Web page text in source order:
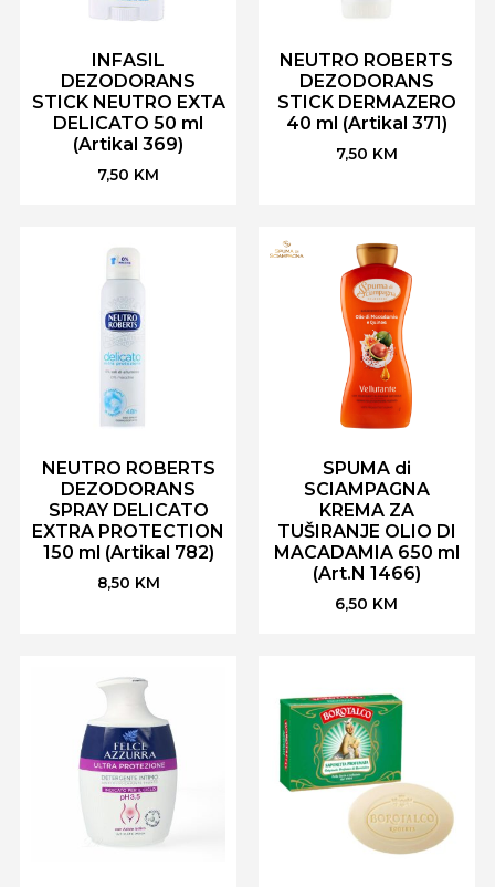
INFASIL
DEZODORANS
STICK NEUTRO EXTA
DELICATO 50 ml
(Artikal 369)
7,50 KM
NEUTRO ROBERTS
DEZODORANS
STICK DERMAZERO
40 ml (Artikal 371)
7,50 KM
NEUTRO ROBERTS
DEZODORANS
SPRAY DELICATO
EXTRA PROTECTION
150 ml (Artikal 782)
8,50 KM
SPUMA di
SCIAMPAGNA
KREMA ZA
TUŠIRANJE OLIO DI
MACADAMIA 650 ml
(Art.N 1466)
6,50 KM